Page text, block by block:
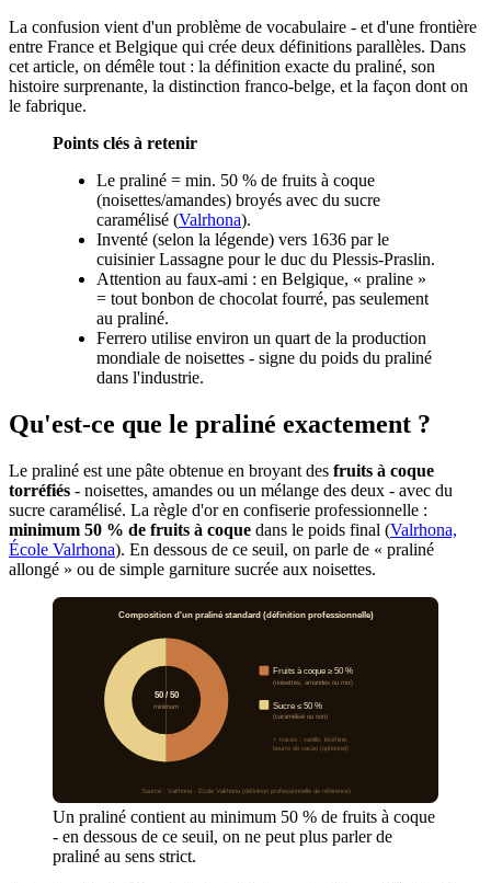
La confusion vient d'un problème de vocabulaire - et d'une frontière
entre France et Belgique qui crée deux définitions parallèles. Dans
cet article, on démêle tout : la définition exacte du praliné, son
histoire surprenante, la distinction franco-belge, et la façon dont on
le fabrique.
Points clés à retenir
Le praliné = min. 50 % de fruits à coque
(noisettes/amandes) broyés avec du sucre
caramélisé (Valrhona).
Inventé (selon la légende) vers 1636 par le
cuisinier Lassagne pour le duc du Plessis-Praslin.
Attention au faux-ami : en Belgique, « praline »
= tout bonbon de chocolat fourré, pas seulement
au praliné.
Ferrero utilise environ un quart de la production
mondiale de noisettes - signe du poids du praliné
dans l'industrie.
Qu'est-ce que le praliné exactement ?
Le praliné est une pâte obtenue en broyant des fruits à coque
torréfiés - noisettes, amandes ou un mélange des deux - avec du
sucre caramélisé. La règle d'or en confiserie professionnelle :
minimum 50 % de fruits à coque dans le poids final (Valrhona,
École Valrhona). En dessous de ce seuil, on parle de « praliné
allongé » ou de simple garniture sucrée aux noisettes.
Composition d'un praliné standard (définition professionnelle)
50 / 50
minimum
Fruits à coque ≥ 50 %
(noisettes, amandes ou mix)
Sucre ≤ 50 %
(caramélisé ou non)
+ traces : vanille, lécithine,
beurre de cacao (optionnel)
Source : Valrhona - École Valrhona (définition professionnelle de référence)
Un praliné contient au minimum 50 % de fruits à coque
- en dessous de ce seuil, on ne peut plus parler de
praliné au sens strict.